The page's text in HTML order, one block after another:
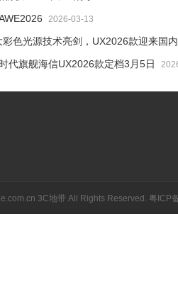
2026-03-13
色光源技术亮剑，UX2026款迎来国
代旗舰海信UX2026款定档3月5日
3C地带 All Rights Reserved. 粤ICP